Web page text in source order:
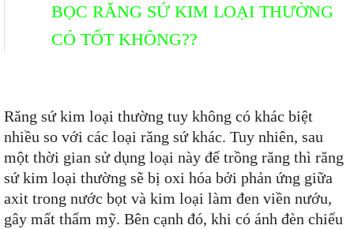
BỌC RĂNG SỨ KIM LOẠI THƯỜNG
CÓ TỐT KHÔNG??
Răng sứ kim loại thường tuy không có khác biệt
nhiều so với các loại răng sứ khác. Tuy nhiên, sau
một thời gian sử dụng loại này để trồng răng thì răng
sứ kim loại thường sẽ bị oxi hóa bởi phản ứng giữa
axit trong nước bọt và kim loại làm đen viền nướu,
gây mất thẩm mỹ. Bên cạnh đó, khi có ánh đèn chiếu